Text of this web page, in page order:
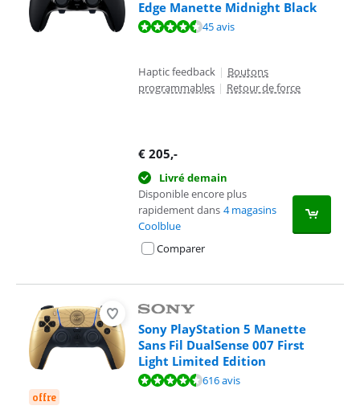
Edge Manette Midnight Black
La note est de 9,1 sur 10, basée sur 45 avis.45 avis
Haptic feedback | Boutons
programmables | Retour de force
€ 205,-
Livré demain
Disponible encore plus
rapidement dans 4 magasins
Coolblue
Comparer
offre
Sony PlayStation 5 Manette
Sans Fil DualSense 007 First
Light Limited Edition
La note est de 9,4 sur 10, basée sur 616 avis.
616 avis